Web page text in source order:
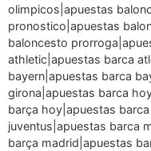
olimpicos|apuestas
pronostico|apuestas
baloncesto
athletic|apuestas barca
bayern|apuestas barca
girona|apuestas barca
barça hoy|apuestas
juventus|apuestas barca
barça madrid|apuestas